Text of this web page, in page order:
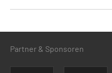
Partner & Sponsoren